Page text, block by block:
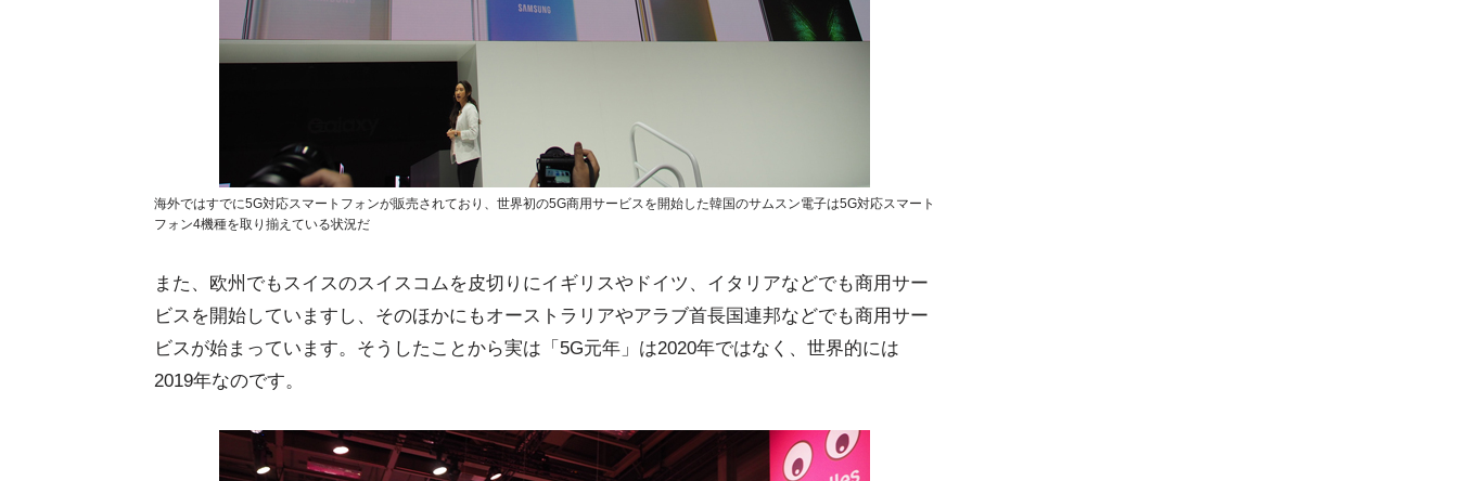
海外ではすでに5G対応スマートフォンが販売されており、世界初の5G商用サービスを開始した韓国のサムスン電子は5G対応スマート
フォン4機種を取り揃えている状況だ
また、欧州でもスイスのスイスコムを皮切りにイギリスやドイツ、イタリアなどでも商用サー
ビスを開始していますし、そのほかにもオーストラリアやアラブ首長国連邦などでも商用サー
ビスが始まっています。そうしたことから実は「5G元年」は2020年ではなく、世界的には
2019年なのです。